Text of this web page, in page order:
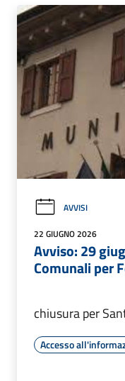
AVVISI
22 GIUGNO 2026
Avviso: 29
Comunali per
chiusura per
Accesso